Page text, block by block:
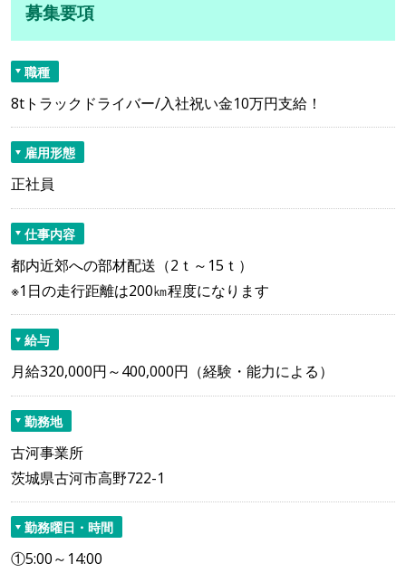
募集要項
職種
8tトラックドライバー/入社祝い金10万円支給！
雇用形態
正社員
仕事内容
都内近郊への部材配送（2ｔ～15ｔ）
※1日の走行距離は200㎞程度になります
給与
月給320,000円～400,000円（経験・能力による）
勤務地
古河事業所
茨城県古河市高野722-1
勤務曜日・時間
①5:00～14:00